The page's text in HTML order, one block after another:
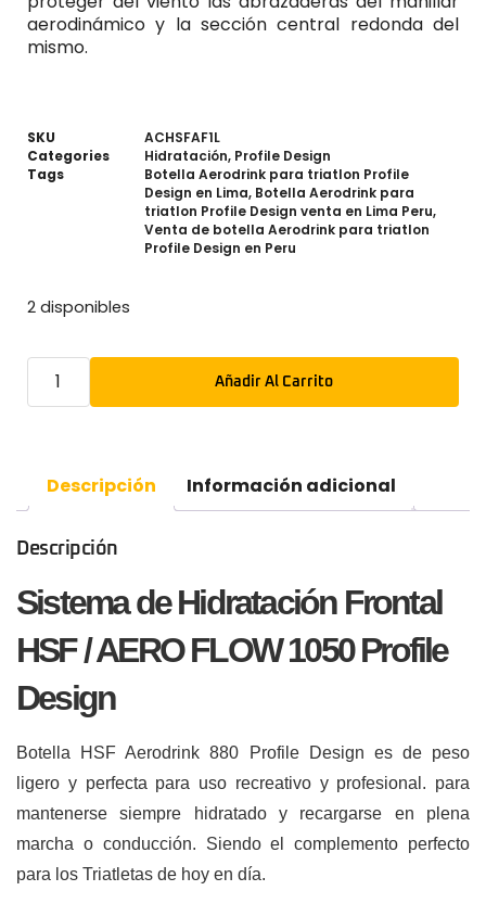
aerodinámico y la sección central redonda del
mismo.
SKU
ACHSFAF1L
Categories
Hidratación, Profile Design
Tags
Botella Aerodrink para triatlon Profile
Design en Lima, Botella Aerodrink para
triatlon Profile Design venta en Lima Peru,
Venta de botella Aerodrink para triatlon
Profile Design en Peru
2 disponibles
Añadir Al Carrito
Descripción Información adicional
Descripción
Sistema de Hidratación Frontal
HSF / AERO FLOW 1050 Profile
Design
Botella HSF Aerodrink 880 Profile Design es de peso
ligero y perfecta para uso recreativo y profesional. para
mantenerse siempre hidratado y recargarse en plena
marcha o conducción. Siendo el complemento perfecto
para los Triatletas de hoy en día.